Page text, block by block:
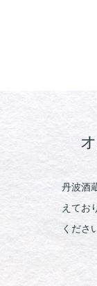
丹波酒
えてお
くださ